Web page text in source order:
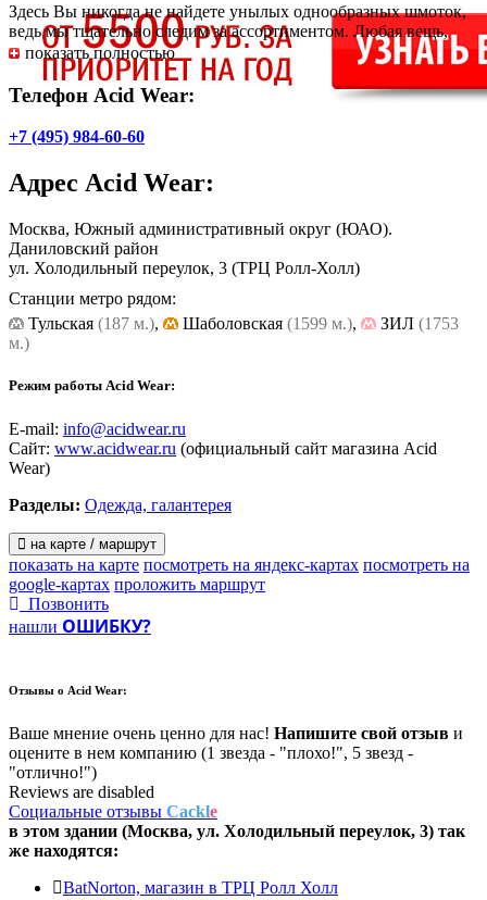
Здесь Вы никогда не найдете унылых однообразных шмоток,
ведь мы тщательно следим за ассортиментом. Любая вещь,
представленная у нас, отличается неповторимым дизайном и
имеет свой особенный look. Удобство, стиль и
неординарность - этот микс всегда присутствует в наших
моделях. И все это по отличным ценам!
показать полностью
Телефон Acid Wear:
+7 (495) 984-60-60
Адрес Acid Wear:
Москва, Южный административный округ (ЮАО).
Даниловский район
ул. Холодильный переулок, 3 (ТРЦ Ролл-Холл)
Станции метро рядом:
Тульская (187 м.), Шаболовская (1599 м.), ЗИЛ (1753
м.)
Режим работы Acid Wear:
E-mail: info@acidwear.ru
Сайт: www.acidwear.ru (официальный сайт магазина Acid
Wear)
Разделы: Одежда, галантерея
на карте / маршрут
показать на карте посмотреть на яндекс-картах посмотреть на
google-картах проложить маршрут
Позвонить
нашли ОШИБКУ?
Отзывы о Acid Wear:
Ваше мнение очень ценно для нас! Напишите свой отзыв и
оцените в нем компанию (1 звезда - "плохо!", 5 звезд -
"отлично!")
Reviews are disabled
Социальные отзывы Cackle
в этом здании (Москва, ул. Холодильный переулок, 3) так
же находятся:
BatNorton, магазин в ТРЦ Ролл Холл